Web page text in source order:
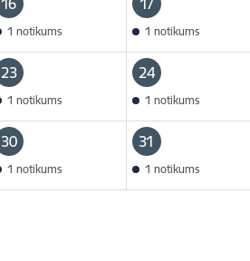
16
1 notikums
17
1 notikums
23
1 notikums
24
1 notikums
30
1 notikums
31
1 notikums